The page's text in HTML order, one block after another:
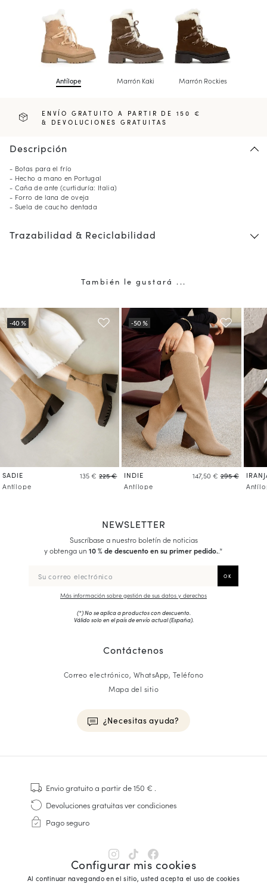
Antílope Marrón Kaki Marrón Rockies
ENVÍO GRATUITO A PARTIR DE 150 €
& DEVOLUCIONES GRATUITAS
Descripción
- Botas para el frío
- Hecho a mano en Portugal
- Caña de ante (curtiduría: Italia)
- Forro de lana de oveja
- Suela de caucho dentada
Trazabilidad & Reciclabilidad
También le gustará ...
SADIE 135 € 225 €
Antílope
INDIE 147,50 € 295 €
Antílope
Configurar mis cookies
Al continuar navegando en el sitio, usted acepta el uso de cookies
NEWSLETTER
Suscríbase a nuestro boletín de noticias
y obtenga un 10 % de descuento en su primer pedido..*
Más información sobre gestión de sus datos y derechos
(*) No se aplica a productos con descuento.
Válido solo en el país de envío actual (España).
Contáctenos
Correo electrónico, WhatsApp, Teléfono
Mapa del sitio
¿Necesitas ayuda?
Zapatillas
Cosido Goodyear
Derbies y Richelieu
Zapatos Richelieu Hombre
Maletines Business
Envio gratuitoa partir de 150 € .
Devoluciones gratuitasver condiciones
Pago seguro
(*) No se aplica a productos con descuento.
Más información sobre gestión de sus datos y derechos